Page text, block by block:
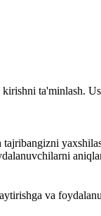
ta'minlash.
va